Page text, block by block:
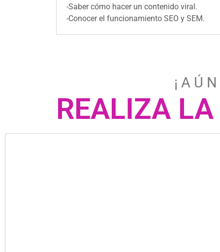
-Saber cómo hacer un contenido viral.
-Conocer el funcionamiento SEO y SEM.
¡ A Ú
REALIZA